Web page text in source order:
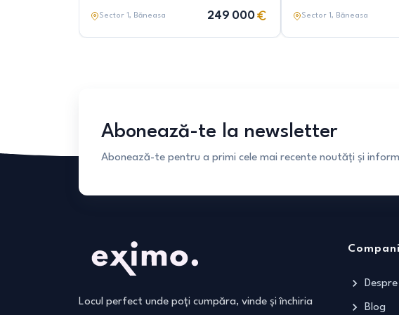
Sector 1, Băneasa 249 000 Sector 1, Băneasa
Abonează-te la newsletter
Abonează-te pentru a primi cele mai recente noutăți și
Locul perfect unde poți cumpăra, vinde și închiria
Blog